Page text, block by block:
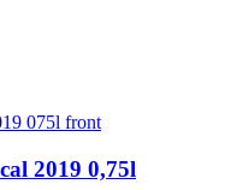
2019 0,75l